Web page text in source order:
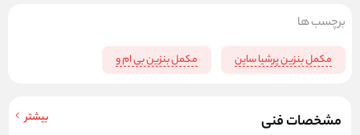
مشخصات فنی بیشتر
برچسب ها
مکمل بنزین پرشیا ساین مکمل بنزین بی ام و